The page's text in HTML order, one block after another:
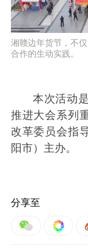
湘赣边年货节，不
合作的生动实践。
本次活动
推进大会系列
改革委员会指
阳市）主办。
分享至